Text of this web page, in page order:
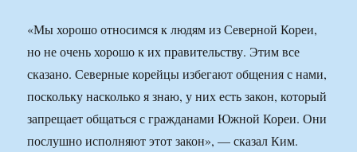
«Мы хорошо относимся к людям из Северной Кореи,
но не очень хорошо к их правительству. Этим все
сказано. Северные корейцы избегают общения с нами,
поскольку насколько я знаю, у них есть закон, который
запрещает общаться с гражданами Южной Кореи. Они
послушно исполняют этот закон», — сказал Ким.